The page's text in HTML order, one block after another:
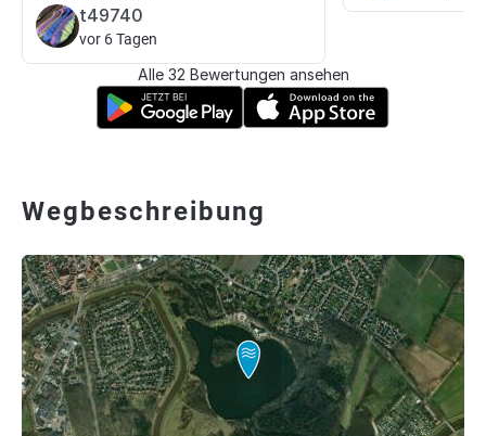
t49740
vor 6 Tagen
Alle 32 Bewertungen ansehen
Wegbeschreibung